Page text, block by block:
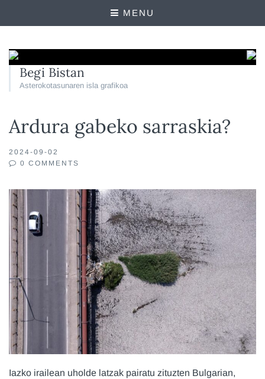
MENU
Begi Bistan
Asterokotasunaren isla grafikoa
Ardura gabeko sarraskia?
2024-09-02
0 COMMENTS
Iazko irailean uholde latzak pairatu zituzten Bulgarian,